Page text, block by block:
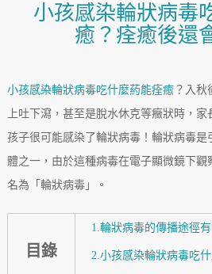
小孩感染輪狀病毒
癒？痊癒後還
小孩感染輪狀病毒吃什麼葯能痊癒？入秋
上吐下瀉，甚至是脫水休克等癥狀時，
孩子很可能感染了輪狀病毒！輪狀病毒是
體之一，由於這種病毒在電子顯微鏡下
名為「輪狀病毒」。
目錄
1.輪狀病毒的傳播途徑
2.小孩感染輪狀病毒吃